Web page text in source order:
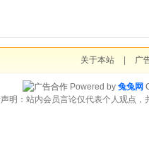
关于本站 广
Powered by 兔兔网
明：站内会员言论仅代表个人观点